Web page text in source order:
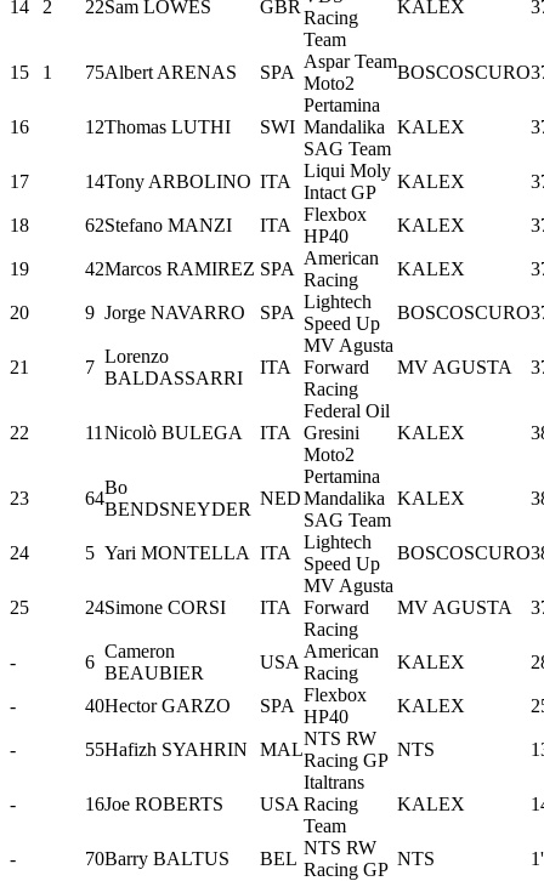
14 2 22Sam LOWES GBR
Racing
Team
KALEX
15 1 75Albert ARENAS SPA
Aspar Team
Moto2
BOSCOSCURO
16 12Thomas LUTHI SWI
Pertamina
Mandalika
SAG Team
KALEX
17 14Tony ARBOLINO ITA
Liqui Moly
Intact GP
KALEX
18 62Stefano MANZI ITA
Flexbox
HP40
KALEX
19 42Marcos RAMIREZ SPA
American
Racing
KALEX
20 9 Jorge NAVARRO SPA
Lightech
Speed Up
BOSCOSCURO
21 7
Lorenzo
BALDASSARRI
ITA
MV Agusta
Forward
Racing
MV AGUSTA
22 11 Nicolò BULEGA ITA
Federal Oil
Gresini
Moto2
KALEX
23 64
Bo
BENDSNEYDER
NED
Pertamina
Mandalika
SAG Team
KALEX
24 5 Yari MONTELLA ITA
Lightech
Speed Up
BOSCOSCURO
25 24Simone CORSI ITA
MV Agusta
Forward
Racing
MV AGUSTA
- 6
Cameron
BEAUBIER
USA
American
Racing
KALEX
- 40Hector GARZO SPA
Flexbox
HP40
KALEX
- 55Hafizh SYAHRIN MAL
NTS RW
Racing GP
NTS
- 16Joe ROBERTS USA
Italtrans
Racing
Team
KALEX
- 70Barry BALTUS BEL
NTS RW
Racing GP
NTS